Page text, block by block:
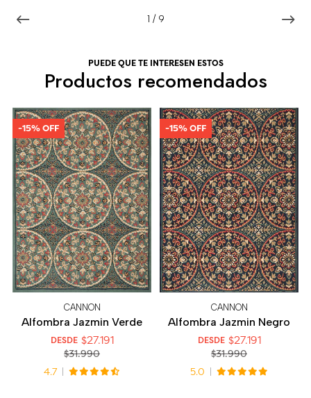
1 / 9
PUEDE QUE TE INTERESEN ESTOS
Productos recomendados
-15% OFF
CANNON
Alfombra Jazmin Verde
DESDE $27.191
$31.990
4.7
-15% OFF
CANNON
Alfombra Jazmin Negro
DESDE $27.191
$31.990
5.0